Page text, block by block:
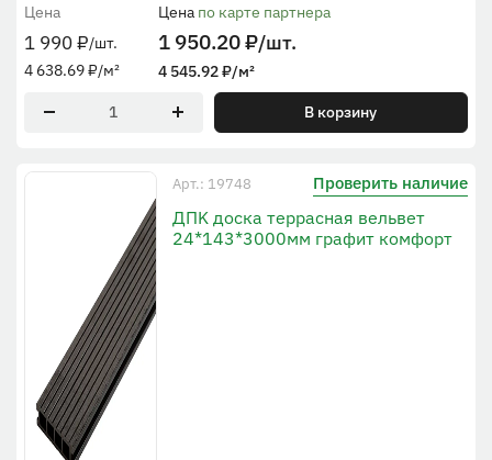
Цена
1 990₽/шт.
4 638.69₽/м²
Цена по карте партнера
1 950.20₽/шт.
4 545.92₽/м²
В корзину
Арт.: 19748 Проверить наличие
ДПK доска террасная вельвет
24*143*3000мм графит комфорт